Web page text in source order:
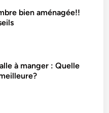
bien aménagée!!
à manger : Quelle